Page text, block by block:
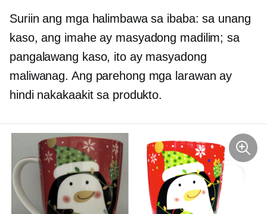
Suriin ang mga halimbawa sa ibaba: sa unang
kaso, ang imahe ay masyadong madilim; sa
pangalawang kaso, ito ay masyadong
maliwanag. Ang parehong mga larawan ay
hindi nakakaakit sa produkto.